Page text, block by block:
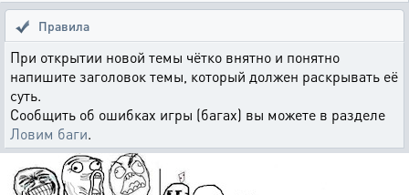
Правила
При открытии новой темы чётко внятно и понятно
напишите заголовок темы, который должен раскрывать её
суть.
Сообщить об ошибках игры (багах) вы можете в разделе
Ловим баги.